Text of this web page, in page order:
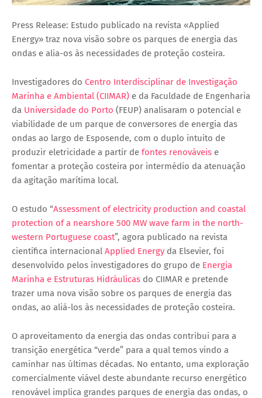
Press Release: Estudo publicado na revista «Applied
Energy» traz nova visão sobre os parques de energia das
ondas e alia-os às necessidades de proteção costeira.
Investigadores do Centro Interdisciplinar de Investigação
Marinha e Ambiental (CIIMAR) e da Faculdade de Engenharia
da Universidade do Porto (FEUP) analisaram o potencial e
viabilidade de um parque de conversores de energia das
ondas ao largo de Esposende, com o duplo intuito de
produzir eletricidade a partir de fontes renováveis e
fomentar a proteção costeira por intermédio da atenuação
da agitação marítima local.
O estudo “Assessment of electricity production and coastal
protection of a nearshore 500 MW wave farm in the north-
western Portuguese coast”, agora publicado na revista
científica internacional Applied Energy da Elsevier, foi
desenvolvido pelos investigadores do grupo de Energia
Marinha e Estruturas Hidráulicas do CIIMAR e pretende
trazer uma nova visão sobre os parques de energia das
ondas, ao aliá-los às necessidades de proteção costeira.
O aproveitamento da energia das ondas contribui para a
transição energética “verde” para a qual temos vindo a
caminhar nas últimas décadas. No entanto, uma exploração
comercialmente viável deste abundante recurso energético
renovável implica grandes parques de energia das ondas, o